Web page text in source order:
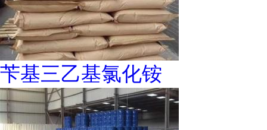
苄基三乙基氯化铵